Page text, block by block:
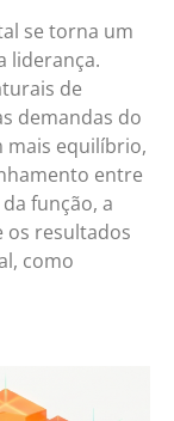
se torna um
liderança.
de
demandas do
mais equilíbrio,
entre
função, a
os resultados
como